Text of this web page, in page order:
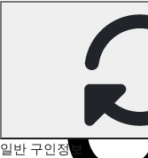
달서 타이마사지 구인정보
일반 구인정보